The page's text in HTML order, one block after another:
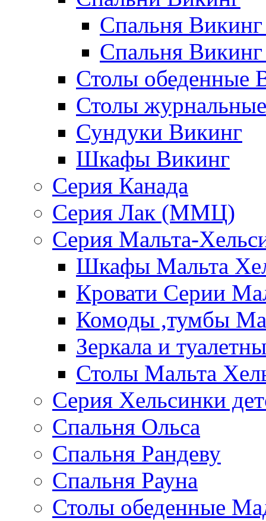
Спальня
Спальня
Столы обеденные
Столы
Сундуки Викинг
Шкафы Викинг
Серия Канада
Серия Лак (ММЦ)
Серия Мальта-
Шкафы Мальта
Кровати Серии
Комоды ,тумбы
Зеркала и
Столы Мальта
Серия Хельсинки
Спальня Ольса
Спальня Рандеву
Спальня Рауна
Столы обеденные